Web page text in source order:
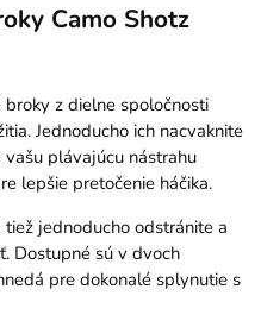
Camo Shotz
z dielne spoločnosti
Jednoducho ich nacvaknite
plávajúcu nástrahu
lepšie pretočenie háčika.
jednoducho odstránite a
Dostupné sú v dvoch
pre dokonalé splynutie s